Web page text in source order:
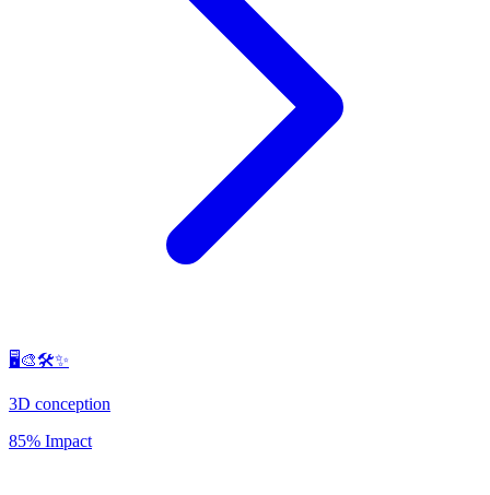
🖥️🎨🛠️✨
3D conception
85% Impact